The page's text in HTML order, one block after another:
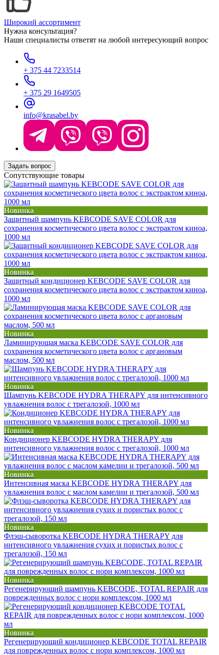
Широкий ассортимент
Нужна консультация?
Наши специалисты ответят на любой интересующий вопрос
+ 375 44 7233514
+ 375 29 1649505
info@krasabel.by
Задать вопрос
Сопутствующие товары
Новинка
Защитный шампунь KEBCODE SAVE COLOR для
сохранения косметического цвета волос с экстрактом киноа,
1000 мл
Новинка
Защитный кондиционер KEBCODE SAVE COLOR для
сохранения косметического цвета волос с экстрактом киноа,
1000 мл
Новинка
Ламинирующая маска KEBCODE SAVE COLOR для
сохранения косметического цвета волос с аргановым
маслом, 500 мл
Новинка
Шампунь KEBCODE HYDRA THERAPY для интенсивного
увлажнения волос с трегалозой, 1000 мл
Новинка
Кондиционер KEBCODE HYDRA THERAPY для
интенсивного увлажнения волос с трегалозой, 1000 мл
Новинка
Интенсивная маска KEBCODE HYDRA THERAPY для
увлажнения волос с маслом камелии и трегалозой, 500 мл
Новинка
Флэш-сыворотка KEBCODE HYDRA THERAPY для
интенсивного увлажнения сухих и пористых волос с
трегалозой, 150 мл
Новинка
Регенерирующий шампунь KEBCODE, TOTAL REPAIR для
поврежденных волос с нори комплексом, 1000 мл
Новинка
Регенерирующий кондиционер KEBCODE TOTAL REPAIR
для поврежденных волос с нори комплексом, 1000 мл